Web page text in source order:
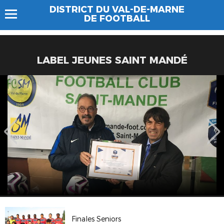
DISTRICT DU VAL-DE-MARNE
DE FOOTBALL
LABEL JEUNES SAINT MANDÉ
Finales Seniors